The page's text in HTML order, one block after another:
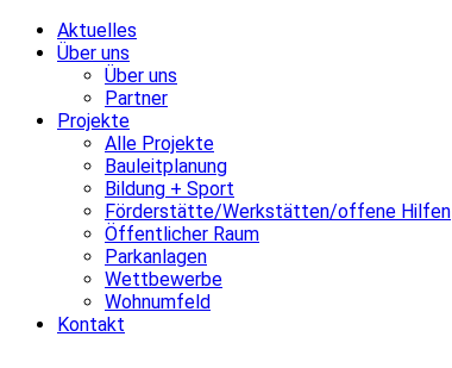
Aktuelles
Über uns
Über uns
Partner
Projekte
Alle Projekte
Bauleitplanung
Bildung + Sport
Förderstätte/Werkstätten/offene Hilfen
Öffentlicher Raum
Parkanlagen
Wettbewerbe
Wohnumfeld
Kontakt